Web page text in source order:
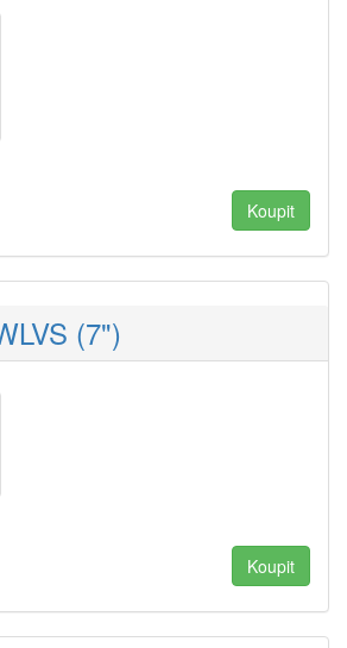
(7")